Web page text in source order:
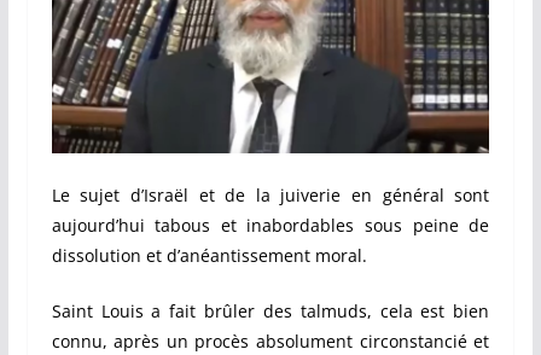
Le sujet d’Israël et de la juiverie en général sont
aujourd’hui tabous et inabordables sous peine de
dissolution et d’anéantissement moral.
Saint Louis a fait brûler des talmuds, cela est bien
connu, après un procès absolument circonstancié et